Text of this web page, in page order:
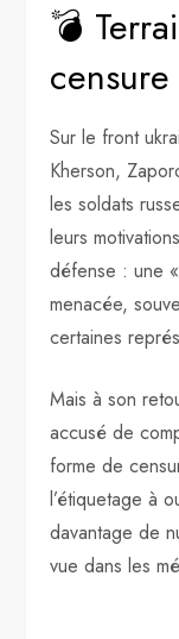
💣
censure
Sur le front
Kherson,
les soldats
leurs
défense : une «
menacée,
certaines
Mais à son
accusé de
forme de
l’étiquetage à
davantage de
vue dans les